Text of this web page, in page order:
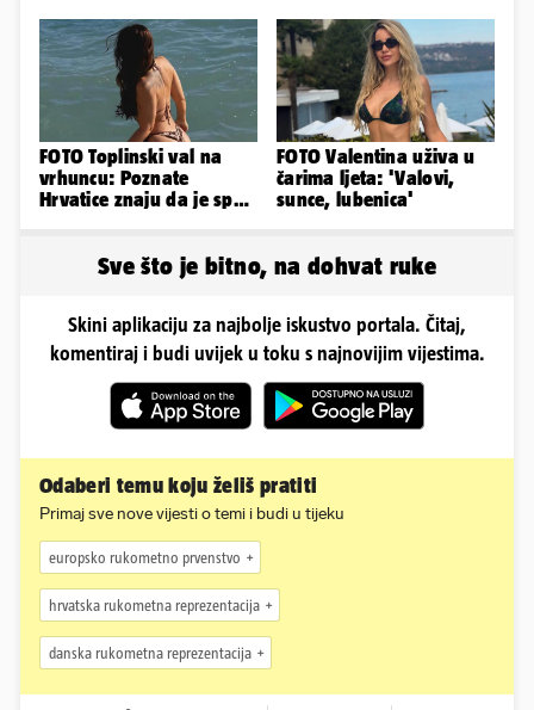
FOTO Toplinski val na
vrhuncu: Poznate
Hrvatice znaju da je spas
FOTO Valentina uživa u
čarima ljeta: 'Valovi,
sunce, lubenica'
Sve što je bitno, na dohvat ruke
Skini aplikaciju za najbolje iskustvo portala. Čitaj,
komentiraj i budi uvijek u toku s najnovijim vijestima.
Odaberi temu koju želiš pratiti
Primaj sve nove vijesti o temi i budi u tijeku
europsko rukometno prvenstvo
hrvatska rukometna reprezentacija
danska rukometna reprezentacija